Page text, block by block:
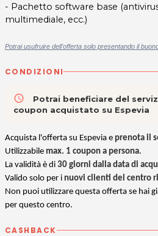
- Pachetto software base
multimediale, ecc.)
Potrai usufruire dell'offerta solo presentando il
CONDIZIONI
access_time
Potrai beneficiare del
coupon acquistato su Espevia
Acquista l'offerta su Espevia e prenota il
Utilizzabile max. 1 coupon a persona.
La validità è di 30 giorni dalla data di
Valido solo per i nuovi clienti del centro
Non puoi utilizzare questa offerta se hai
per questo centro.
CASHBACK